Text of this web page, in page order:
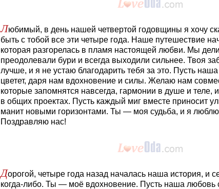
Любимый, в день нашей четвертой годовщины я хочу
быть с тобой все эти четыре года. Наше путешествие
которая разгорелась в пламя настоящей любви. Мы
преодолевали бури и всегда выходили сильнее. Твоя
лучше, и я не устаю благодарить тебя за это. Пусть
цветет, даря нам вдохновение и силы. Желаю нам
которые запомнятся навсегда, гармонии в душе и теле,
в общих проектах. Пусть каждый миг вместе приносит
манит новыми горизонтами. Ты — моя судьба, и я
Поздравляю нас!
Дорогой, четыре года назад началась наша история, и
когда-либо. Ты — моё вдохновение. Пусть наша любовь